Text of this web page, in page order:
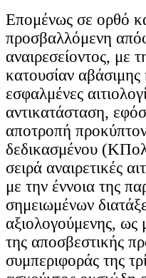
Επομένως σε ορθό
προσβαλλόμενη
αναιρεσείοντος, με
κατουσίαν
εσφαλμένες
αντικατάσταση,
αποτροπή
δεδικασμένου
σειρά αναιρετικές
με την έννοια της
σημειωμένων
αξιολογούμενης, ως
της αποσβεστικής
συμπεριφοράς της